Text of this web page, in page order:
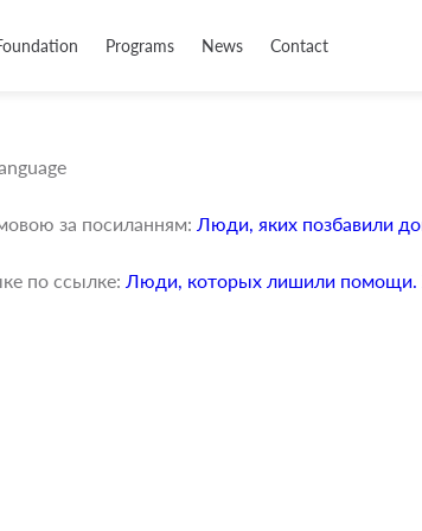
Programs News Contact
за посиланням: Люди, яких позбавили
по ссылке: Люди, которых лишили помощи.